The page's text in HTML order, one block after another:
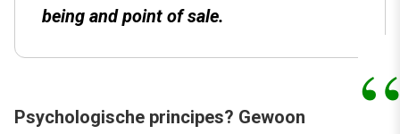
being and point of sale.
Psychologische principes? Gewoon